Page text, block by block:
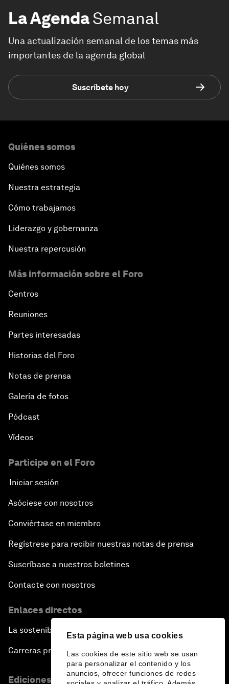
Esta página web usa cookies
Las cookies de este sitio web se usan
para personalizar el contenido y los
anuncios, ofrecer funciones de redes
La AgendaSemanal
Una actualización semanal de los temas más
importantes de la agenda global
Suscríbete hoy
Quiénes somos
Quiénes somos
Nuestra estrategia
Cómo trabajamos
Liderazgo y gobernanza
Nuestra repercusión
Más información sobre el Foro
Centros
Reuniones
Partes interesadas
Historias del Foro
Notas de prensa
Galería de fotos
Pódcast
Vídeos
Participe en el Foro
Iniciar sesión
Asóciese con nosotros
Conviértase en miembro
Regístrese para recibir nuestras notas de prensa
Suscríbase a nuestros boletines
Contacte con nosotros
Enlaces directos
La sostenibilidad en el Foro
Carreras profesionales
Ediciones en otros idiomas